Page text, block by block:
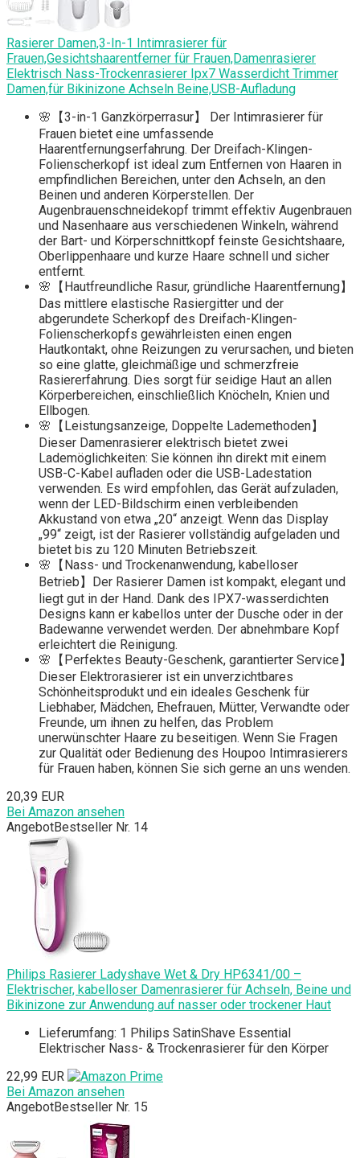
Rasierer Damen,3-In-1 Intimrasierer für
Frauen,Gesichtshaarentferner für Frauen,Damenrasierer
Elektrisch Nass-Trockenrasierer Ipx7 Wasserdicht Trimmer
Damen,für Bikinizone Achseln Beine,USB-Aufladung
🌸【3-in-1 Ganzkörperrasur】 Der Intimrasierer für
Frauen bietet eine umfassende
Haarentfernungserfahrung. Der Dreifach-Klingen-
Folienscherkopf ist ideal zum Entfernen von Haaren in
empfindlichen Bereichen, unter den Achseln, an den
Beinen und anderen Körperstellen. Der
Augenbrauenschneidekopf trimmt effektiv Augenbrauen
und Nasenhaare aus verschiedenen Winkeln, während
der Bart- und Körperschnittkopf feinste Gesichtshaare,
Oberlippenhaare und kurze Haare schnell und sicher
entfernt.
🌸【Hautfreundliche Rasur, gründliche Haarentfernung】
Das mittlere elastische Rasiergitter und der
abgerundete Scherkopf des Dreifach-Klingen-
Folienscherkopfs gewährleisten einen engen
Hautkontakt, ohne Reizungen zu verursachen, und bieten
so eine glatte, gleichmäßige und schmerzfreie
Rasiererfahrung. Dies sorgt für seidige Haut an allen
Körperbereichen, einschließlich Knöcheln, Knien und
Ellbogen.
🌸【Leistungsanzeige, Doppelte Lademethoden】
Dieser Damenrasierer elektrisch bietet zwei
Lademöglichkeiten: Sie können ihn direkt mit einem
USB-C-Kabel aufladen oder die USB-Ladestation
verwenden. Es wird empfohlen, das Gerät aufzuladen,
wenn der LED-Bildschirm einen verbleibenden
Akkustand von etwa „20“ anzeigt. Wenn das Display
„99“ zeigt, ist der Rasierer vollständig aufgeladen und
bietet bis zu 120 Minuten Betriebszeit.
🌸【Nass- und Trockenanwendung, kabelloser
Betrieb】Der Rasierer Damen ist kompakt, elegant und
liegt gut in der Hand. Dank des IPX7-wasserdichten
Designs kann er kabellos unter der Dusche oder in der
Badewanne verwendet werden. Der abnehmbare Kopf
erleichtert die Reinigung.
🌸【Perfektes Beauty-Geschenk, garantierter Service】
Dieser Elektrorasierer ist ein unverzichtbares
Schönheitsprodukt und ein ideales Geschenk für
Liebhaber, Mädchen, Ehefrauen, Mütter, Verwandte oder
Freunde, um ihnen zu helfen, das Problem
unerwünschter Haare zu beseitigen. Wenn Sie Fragen
zur Qualität oder Bedienung des Houpoo Intimrasierers
für Frauen haben, können Sie sich gerne an uns wenden.
20,39 EUR
Bei Amazon ansehen
AngebotBestseller Nr. 14
Philips Rasierer Ladyshave Wet & Dry HP6341/00 –
Elektrischer, kabelloser Damenrasierer für Achseln, Beine und
Bikinizone zur Anwendung auf nasser oder trockener Haut
Lieferumfang: 1 Philips SatinShave Essential
Elektrischer Nass- & Trockenrasierer für den Körper
22,99 EUR
Bei Amazon ansehen
AngebotBestseller Nr. 15